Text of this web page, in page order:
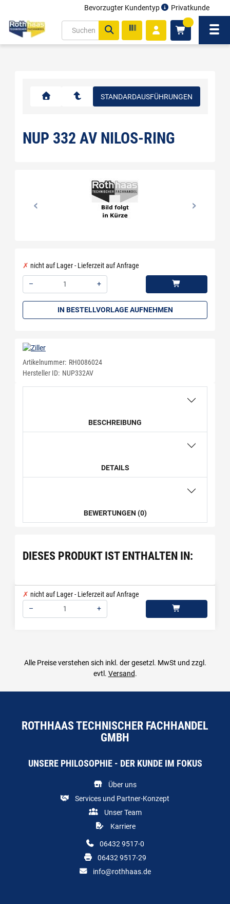
Bevorzugter Kundentyp Privatkunde
STANDARDAUSFÜHRUNGEN
NUP 332 AV NILOS-RING
nicht auf Lager - Lieferzeit auf Anfrage
–
+
IN BESTELLVORLAGE AUFNEHMEN
Artikelnummer: RH0086024
Hersteller ID: NUP332AV
BESCHREIBUNG
DETAILS
BEWERTUNGEN (0)
DIESES PRODUKT IST ENTHALTEN IN:
nicht auf Lager - Lieferzeit auf Anfrage
–
+
Alle Preise verstehen sich inkl. der gesetzl. MwSt und zzgl.
evtl. Versand.
ROTHHAAS TECHNISCHER FACHHANDEL
GMBH
UNSERE PHILOSOPHIE - DER KUNDE IM FOKUS
Über uns
Services und Partner-Konzept
Unser Team
Karriere
06432 9517-0
06432 9517-29
info@rothhaas.de